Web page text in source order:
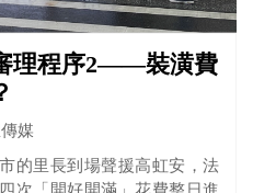
理程序2——裝潢費
媒
的里長到場聲援高虹安，法
次「開好開滿」花費整日進